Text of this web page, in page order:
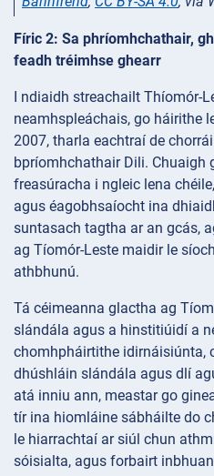
Fíric 2: Sa phríomhchathair,
feadh tréimhse ghearr
I ndiaidh streachailt Thíomór-
neamhspleáchais, go háirithe
2007, tharla eachtraí de
bpríomhchathair Dili. Chuaigh
freasúracha i ngleic lena
agus éagobhsaíocht ina
suntasach tagtha ar an gcás,
ag Tíomór-Leste maidir le
athbhunú.
Tá céimeanna glactha ag
slándála agus a hinstitiúidí a
chomhpháirtithe idirnáisiúnta,
dhúshláin slándála agus dlí
atá inniu ann, meastar go
tír ina hiomláine sábháilte do
le hiarrachtaí ar siúl chun
sóisialta, agus forbairt